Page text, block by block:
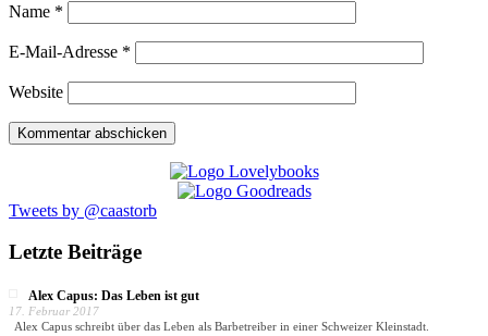
Name *
E-Mail-Adresse *
Website
Tweets by @caastorb
Letzte Beiträge
Alex Capus: Das Leben ist gut
17. Februar 2017
Alex Capus schreibt über das Leben als Barbetreiber in einer Schweizer Kleinstadt.